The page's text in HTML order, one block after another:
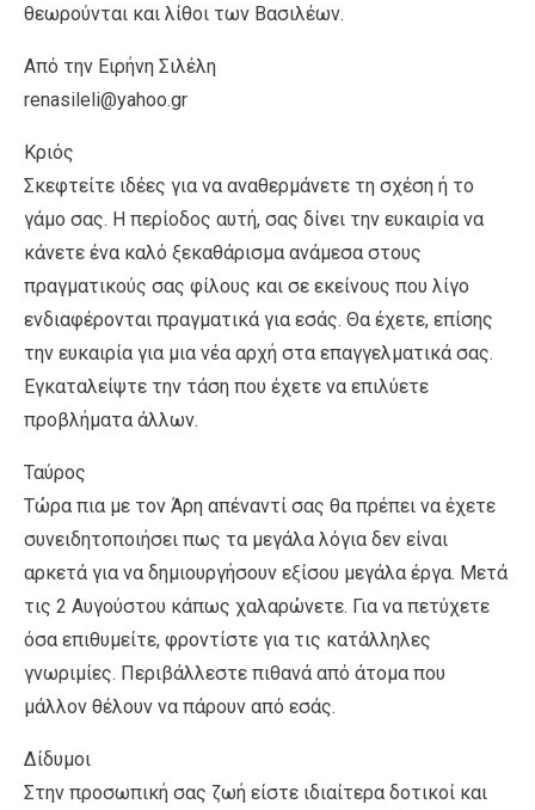
θεωρούνται και λίθοι των Βασιλέων.
Από την Ειρήνη Σιλέλη
renasileli@yahoo.gr
Κριός
Σκεφτείτε ιδέες για να αναθερμάνετε τη σχέση ή το
γάμο σας. Η περίοδος αυτή, σας δίνει την ευκαιρία να
κάνετε ένα καλό ξεκαθάρισμα ανάμεσα στους
πραγματικούς σας φίλους και σε εκείνους που λίγο
ενδιαφέρονται πραγματικά για εσάς. Θα έχετε, επίσης
την ευκαιρία για μια νέα αρχή στα επαγγελματικά σας.
Εγκαταλείψτε την τάση που έχετε να επιλύετε
προβλήματα άλλων.
Ταύρος
Τώρα πια με τον Άρη απέναντί σας θα πρέπει να έχετε
συνειδητοποιήσει πως τα μεγάλα λόγια δεν είναι
αρκετά για να δημιουργήσουν εξίσου μεγάλα έργα. Μετά
τις 2 Αυγούστου κάπως χαλαρώνετε. Για να πετύχετε
όσα επιθυμείτε, φροντίστε για τις κατάλληλες
γνωριμίες. Περιβάλλεστε πιθανά από άτομα που
μάλλον θέλουν να πάρουν από εσάς.
Δίδυμοι
Στην προσωπική σας ζωή είστε ιδιαίτερα δοτικοί και